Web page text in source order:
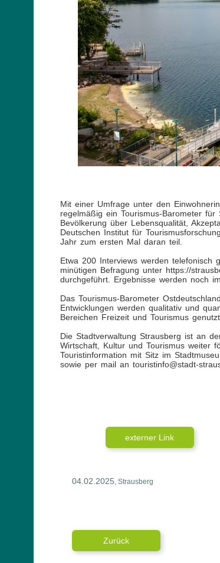
Mit einer Umfrage unter den
regelmäßig ein Tourismus-Barometer
Bevölkerung über Lebensqualität,
Deutschen Institut für
Jahr zum ersten Mal daran teil.
Etwa 200 Interviews werden telefonisch
minütigen Befragung unter https://
durchgeführt. Ergebnisse werden noch
Das Tourismus-Barometer
Entwicklungen werden qualitativ und
Bereichen Freizeit und Tourismus
Die Stadtverwaltung Strausberg ist an
Wirtschaft, Kultur und Tourismus weiter
Touristinformation mit Sitz im
sowie per mail an touristinfo@stadt-
externer Link
04.02.2025 , Strausberg
Zurück